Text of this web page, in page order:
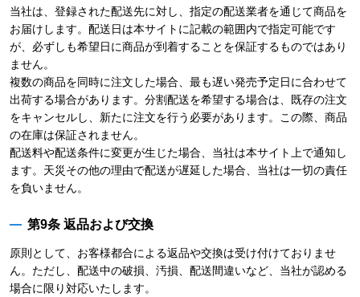
当社は、登録された配送先に対し、指定の配送業者を通じて商品を
お届けします。配送日は本サイトに記載の範囲内で指定可能です
が、必ずしも希望日に商品が到着することを保証するものではあり
ません。
複数の商品を同時に注文した場合、最も遅い発売予定日に合わせて
出荷する場合があります。分割配送を希望する場合は、既存の注文
をキャンセルし、新たに注文を行う必要があります。この際、商品
の在庫は保証されません。
配送料や配送条件に変更が生じた場合、当社は本サイト上で通知し
ます。天災その他の理由で配送が遅延した場合、当社は一切の責任
を負いません。
第9条 返品および交換
原則として、お客様都合による返品や交換は受け付けておりませ
ん。ただし、配送中の破損、汚損、配送間違いなど、当社が認める
場合に限り対応いたします。